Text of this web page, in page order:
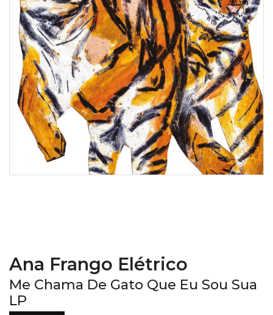
Ana Frango Elétrico
Me Chama De Gato Que Eu Sou Sua
LP